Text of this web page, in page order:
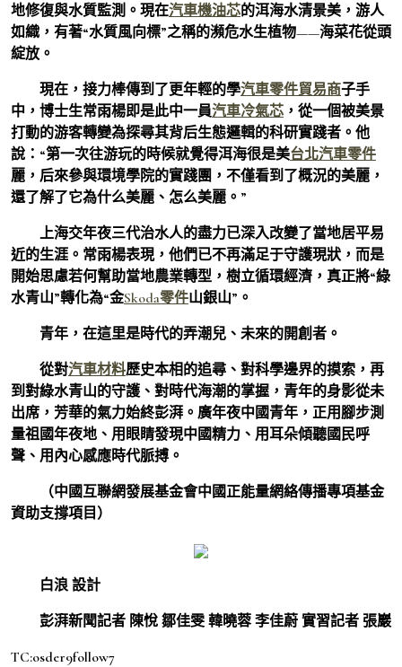
地修復與水質監測。現在汽車機油芯的洱海水清景美，游人
如織，有著“水質風向標”之稱的瀕危水生植物——海菜花從頭
綻放。
現在，接力棒傳到了更年輕的學汽車零件貿易商子手
中，博士生常雨楊即是此中一員汽車冷氣芯 ，從一個被美景
打動的游客轉變為探尋其背后生態邏輯的科研實踐者。他
說：“第一次往游玩的時候就覺得洱海很是美台北汽車零件
麗，后來參與環境學院的實踐團，不僅看到了概況的美麗，
還了解了它為什么美麗、怎么美麗。”
上海交年夜三代治水人的盡力已深入改變了當地居平易
近的生涯。常雨楊表現，他們已不再滿足于守護現狀，而是
開始思慮若何幫助當地農業轉型，樹立循環經濟，真正將“綠
水青山”轉化為“金Skoda零件山銀山”。
青年，在這里是時代的弄潮兒、未來的開創者。
從對汽車材料歷史本相的追尋、對科學邊界的摸索，再
到對綠水青山的守護、對時代海潮的掌握，青年的身影從未
出席，芳華的氣力始終彭湃。廣年夜中國青年，正用腳步測
量祖國年夜地、用眼睛發現中國精力、用耳朵傾聽國民呼
聲、用內心感應時代脈搏。
（中國互聯網發展基金會中國正能量網絡傳播專項基金
資助支撐項目）
白浪 設計
彭湃新聞記者 陳悅 鄒佳雯 韓曉蓉 李佳蔚 實習記者 張巖
TC:osder9follow7